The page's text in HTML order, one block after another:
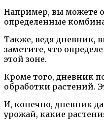
Например, вы можете
определенные
Также, ведя дневник,
заметите, что
этой зоне.
Кроме того, дневник
обработки растений.
И, конечно, дневник
урожай, какие